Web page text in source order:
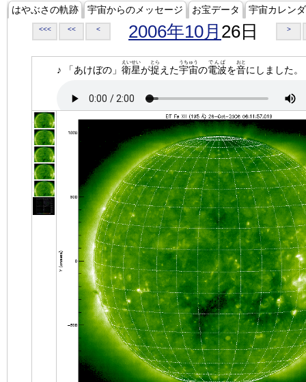
はやぶさの軌跡 宇宙からのメッセージ お宝データ 宇宙カレン
<<< << < 2006年10月 26日 >
♪ 「あけぼの」 衛星
えいせい
が捉
とら
えた宇宙
うちゅう
の電波
でんぱ
を音
おと
にしました。